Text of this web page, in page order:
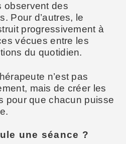
observent des
Pour d’autres, le
progressivement à
vécues entre les
du quotidien.
n’est pas
mais de créer les
pour que chacun puisse
une séance ?